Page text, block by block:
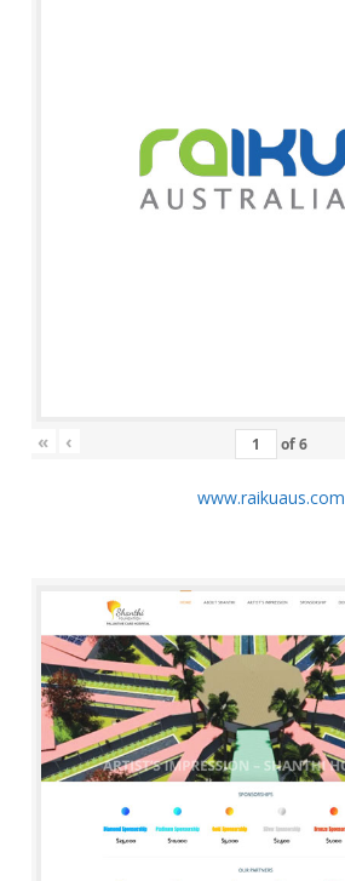
« ‹ of6
www.raikuaus.com